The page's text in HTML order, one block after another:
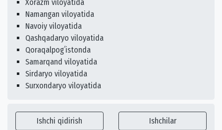
Xorazm viloyatida
Namangan viloyatida
Navoiy viloyatida
Qashqadaryo viloyatida
Qoraqalpogʻistonda
Samarqand viloyatida
Sirdaryo viloyatida
Surxondaryo viloyatida
Ishchi qidirish Ishchilar